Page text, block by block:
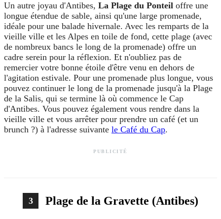
Un autre joyau d'Antibes, La Plage du Ponteil offre une
longue étendue de sable, ainsi qu'une large promenade,
idéale pour une balade hivernale. Avec les remparts de la
vieille ville et les Alpes en toile de fond, cette plage (avec
de nombreux bancs le long de la promenade) offre un
cadre serein pour la réflexion. Et n'oubliez pas de
remercier votre bonne étoile d'être venu en dehors de
l'agitation estivale. Pour une promenade plus longue, vous
pouvez continuer le long de la promenade jusqu'à la Plage
de la Salis, qui se termine là où commence le Cap
d'Antibes. Vous pouvez également vous rendre dans la
vieille ville et vous arrêter pour prendre un café (et un
brunch ?) à l'adresse suivante le Café du Cap.
PUBLICITÉ
3 Plage de la Gravette (Antibes)